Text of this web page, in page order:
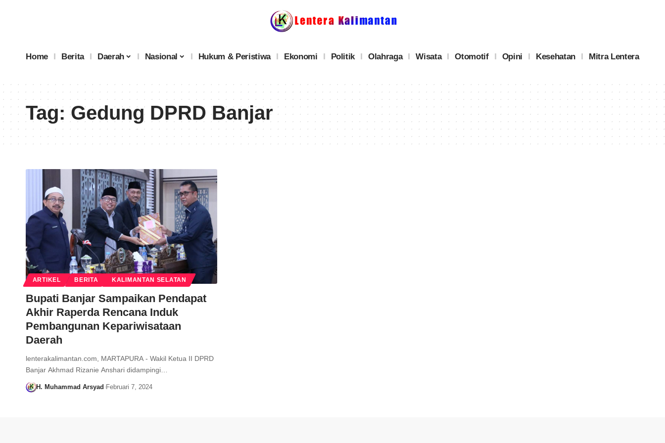
Home Berita Daerah Nasional Hukum & Peristiwa Ekonomi Politik Olahraga Wisata Otomotif Opini Kesehatan Mitra Lentera
Tag:Gedung DPRD Banjar
ARTIKEL BERITA KALIMANTAN SELATAN
Bupati Banjar Sampaikan Pendapat
Akhir Raperda Rencana Induk
Pembangunan Kepariwisataan
Daerah
lenterakalimantan.com, MARTAPURA - Wakil Ketua II DPRD
Banjar Akhmad Rizanie Anshari didampingi…
H. Muhammad Arsyad Februari 7, 2024